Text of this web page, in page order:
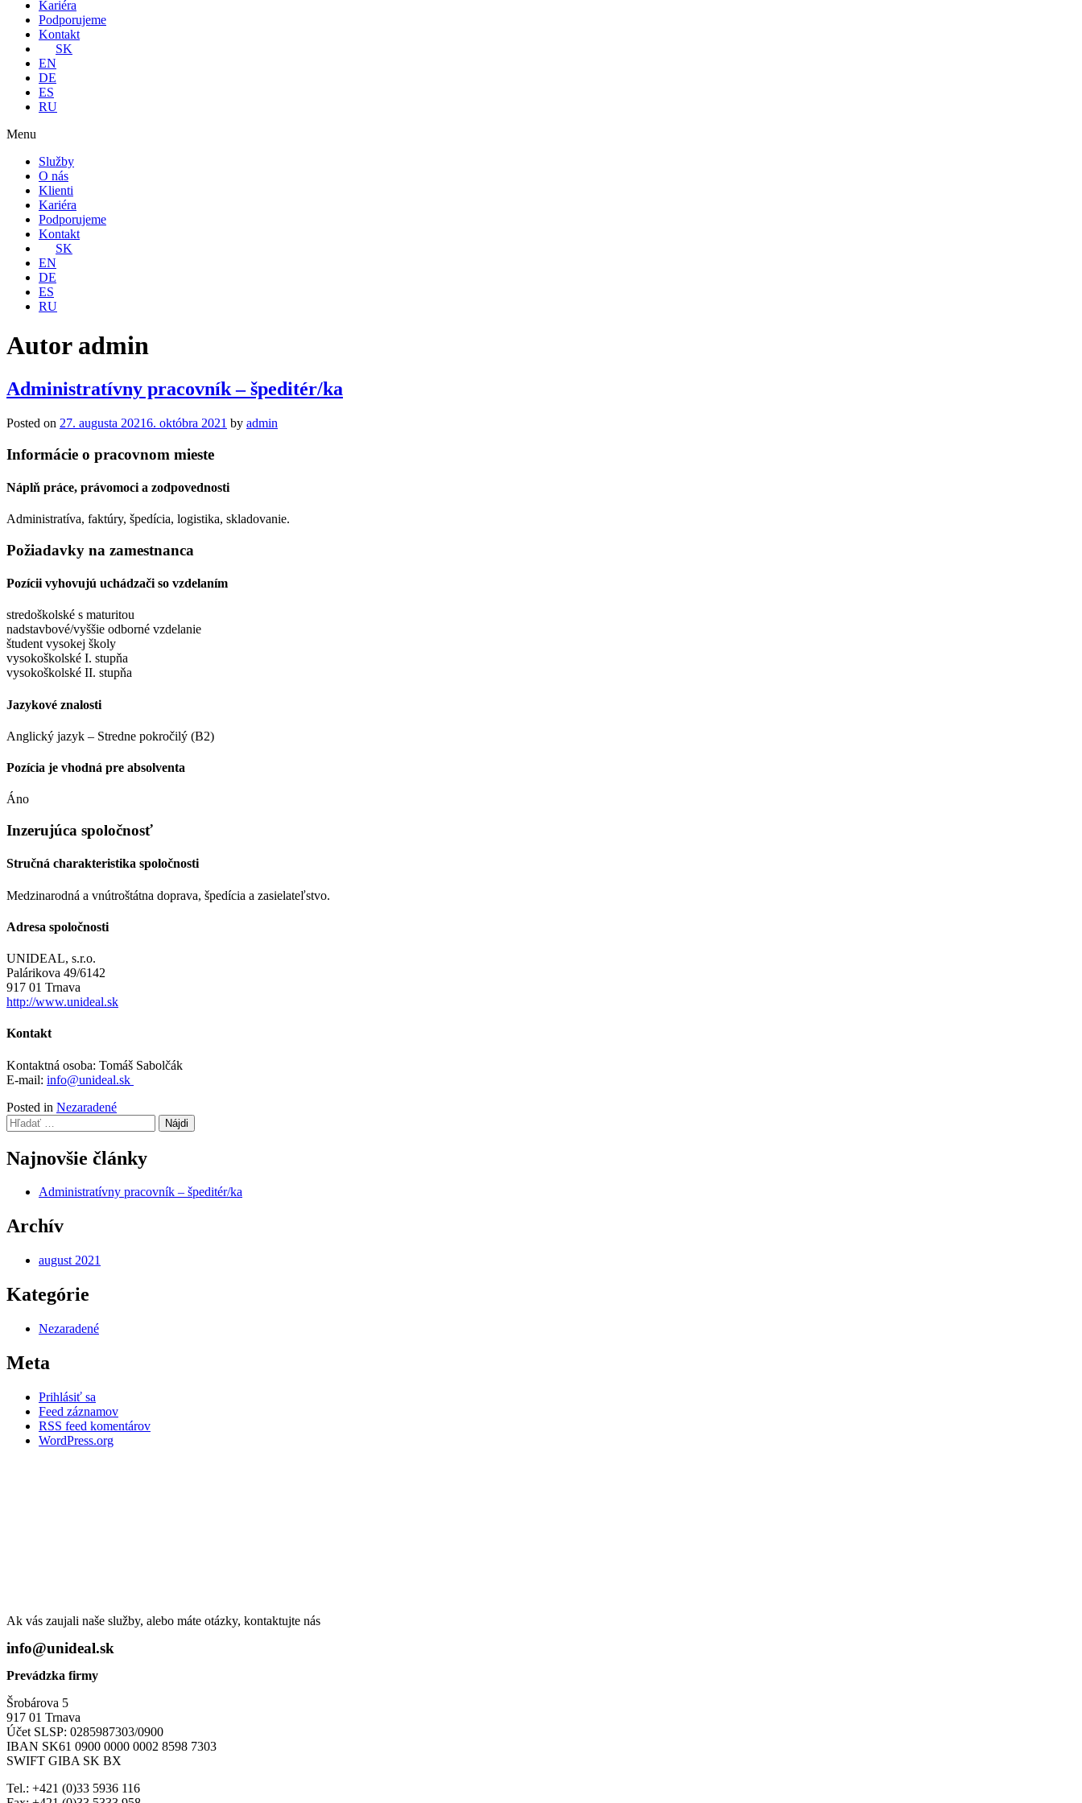
Kariéra
Podporujeme
Kontakt
SK
EN
DE
ES
RU
Menu
Služby
O nás
Klienti
Kariéra
Podporujeme
Kontakt
SK
EN
DE
ES
RU
Autor admin
Administratívny pracovník – špeditér/ka
Posted on 27. augusta 20216. októbra 2021 by admin
Informácie o pracovnom mieste
Náplň práce, právomoci a zodpovednosti
Administratíva, faktúry, špedícia, logistika, skladovanie.
Požiadavky na zamestnanca
Pozícii vyhovujú uchádzači so vzdelaním
stredoškolské s maturitou
nadstavbové/vyššie odborné vzdelanie
študent vysokej školy
vysokoškolské I. stupňa
vysokoškolské II. stupňa
Jazykové znalosti
Anglický jazyk – Stredne pokročilý (B2)
Pozícia je vhodná pre absolventa
Áno
Inzerujúca spoločnosť
Stručná charakteristika spoločnosti
Medzinarodná a vnútroštátna doprava, špedícia a zasielateľstvo.
Adresa spoločnosti
UNIDEAL, s.r.o.
Palárikova 49/6142
917 01 Trnava
http://www.unideal.sk
Kontakt
Kontaktná osoba: Tomáš Sabolčák
E-mail: info@unideal.sk
Posted in Nezaradené
Hľadať:
Najnovšie články
Administratívny pracovník – špeditér/ka
Archív
august 2021
Kategórie
Nezaradené
Meta
Prihlásiť sa
Feed záznamov
RSS feed komentárov
WordPress.org
Ak vás zaujali naše služby, alebo máte otázky, kontaktujte nás
info@unideal.sk
Prevádzka firmy
Šrobárova 5
917 01 Trnava
Účet SLSP: 0285987303/0900
IBAN SK61 0900 0000 0002 8598 7303
SWIFT GIBA SK BX
Tel.: +421 (0)33 5936 116